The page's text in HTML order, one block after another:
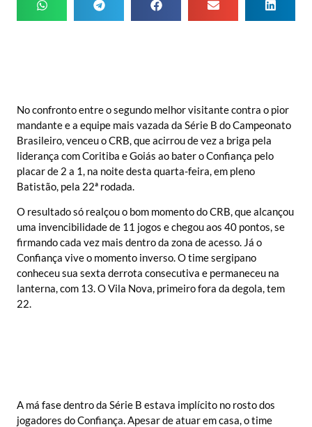
No confronto entre o segundo melhor visitante contra o pior
mandante e a equipe mais vazada da Série B do Campeonato
Brasileiro, venceu o CRB, que acirrou de vez a briga pela
liderança com Coritiba e Goiás ao bater o Confiança pelo
placar de 2 a 1, na noite desta quarta-feira, em pleno
Batistão, pela 22ª rodada.
O resultado só realçou o bom momento do CRB, que alcançou
uma invencibilidade de 11 jogos e chegou aos 40 pontos, se
firmando cada vez mais dentro da zona de acesso. Já o
Confiança vive o momento inverso. O time sergipano
conheceu sua sexta derrota consecutiva e permaneceu na
lanterna, com 13. O Vila Nova, primeiro fora da degola, tem
22.
A má fase dentro da Série B estava implícito no rosto dos
jogadores do Confiança. Apesar de atuar em casa, o time